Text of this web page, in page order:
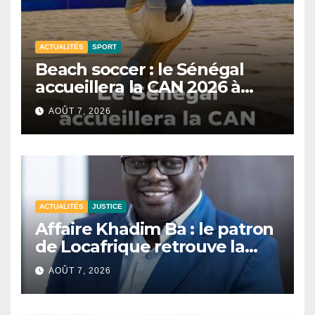
ACTUALITÉS SPORT
Beach soccer : le Sénégal
accueillera la CAN 2026 à
Dakar.
AOÛT 7, 2026
ACTUALITÉS JUSTICE
Affaire Khadim Ba : le patron
de Locafrique retrouve la
liberté.
AOÛT 7, 2026